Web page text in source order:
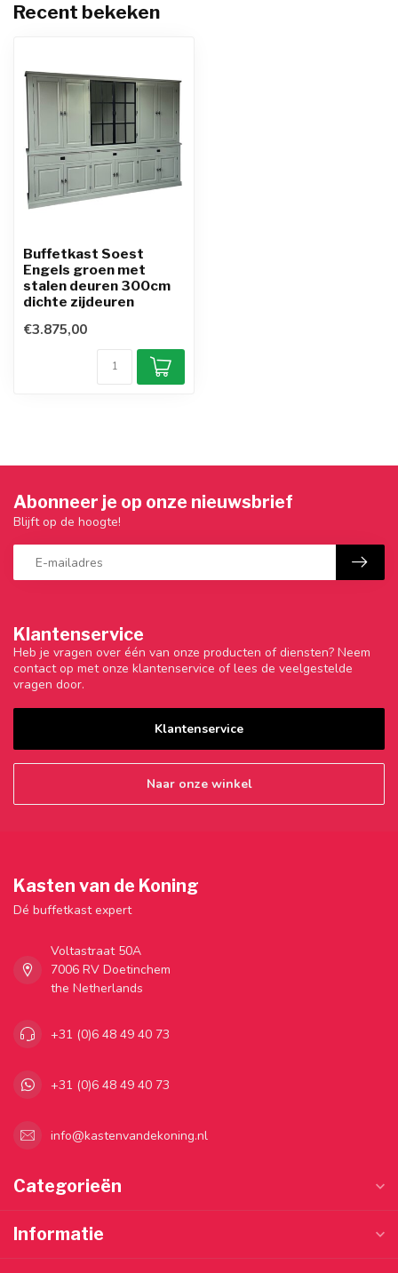
Recent bekeken
Buffetkast Soest
Engels groen met
stalen deuren 300cm
dichte zijdeuren
€3.875,00
Klantenservice
Heb je vragen over één van onze producten of diensten? Neem
contact op met onze klantenservice of lees de veelgestelde
vragen door.
Klantenservice
Naar onze winkel
Abonneer je op onze nieuwsbrief
Blijft op de hoogte!
Kasten van de Koning
Dé buffetkast expert
Voltastraat 50A
7006 RV Doetinchem
the Netherlands
+31 (0)6 48 49 40 73
+31 (0)6 48 49 40 73
info@kastenvandekoning.nl
Categorieën
Informatie